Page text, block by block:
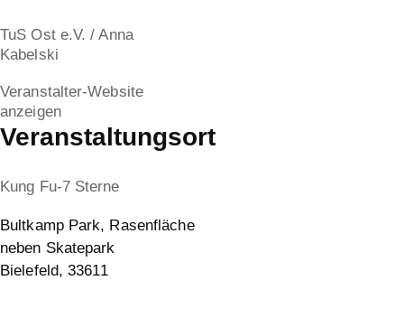
Veranstaltungsort
Kung Fu-7 Sterne
Bultkamp Park, Rasenfläche
neben Skatepark
Bielefeld, 33611
TuS Ost e.V. / Anna
Kabelski
Veranstalter-Website
anzeigen